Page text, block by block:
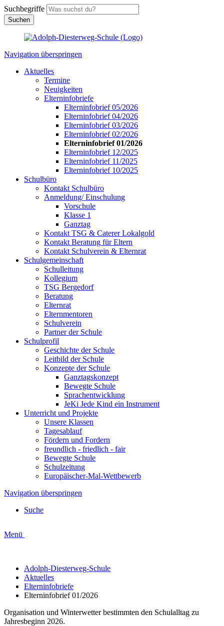
Suchbegriffe
Suchen
Navigation überspringen
Aktuelles
Termine
Neuigkeiten
Elterninfobriefe
Elterninfobrief 05/2026
Elterninfobrief 04/2026
Elterninfobrief 03/2026
Elterninfobrief 02/2026
Elterninfobrief 01/2026
Elterninfobrief 12/2025
Elterninfobrief 11/2025
Elterninfobrief 10/2025
Schulbüro
Kontakt Schulbüro
Anmeldung/ Einschulung
Vorschule
Klasse 1
Ganztag
Kontakt TSG & Caterer Lokalgold
Kontakt Beratung für Eltern
Kontakt Schulverein & Elternrat
Schulgemeinschaft
Schulleitung
Kollegium
TSG Bergedorf
Beratung
Elternrat
Elternmentoren
Schulverein
Partner der Schule
Schulprofil
Geschichte der Schule
Leitbild der Schule
Konzepte der Schule
Ganztagskonzept
Bewegte Schule
Sprachentwicklung
JeKi Jede Kind ein Instrument
Unterricht und Projekte
Unsere Klassen
Tagesablauf
Fördern und Fordern
freundlich - friedlich - fair
Bewegte Schule
Schulzeitung
Europäischer-Mal-Wettbewerb
Navigation überspringen
Suche
Menü
Adolph-Diesterweg-Schule
Aktuelles
Elterninfobriefe
Elterninfobrief 01/2026
Organisation und Winterwetter bestimmten den Schulalltag zu
Jahresbeginn 2026.